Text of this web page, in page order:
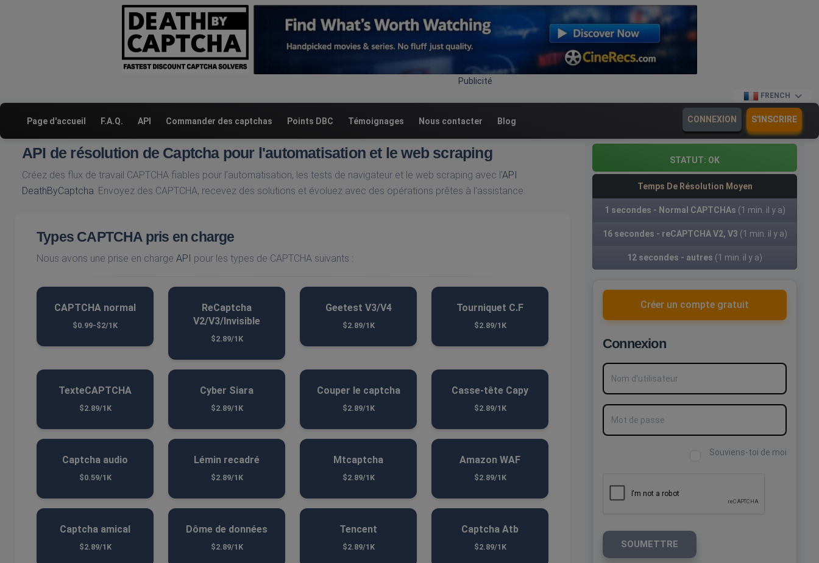
Publicité
FRENCH
Page d'accueil F.A.Q. API Commander des captchas Points DBC Témoignages Nous contacter Blog CONNEXION S'INSCRIRE
API de résolution de Captcha pour l'automatisation et le web scraping
Créez des flux de travail CAPTCHA fiables pour l'automatisation, les tests de navigateur et le web scraping avec l'API
DeathByCaptcha. Envoyez des CAPTCHA, recevez des solutions et évoluez avec des opérations prêtes à l'assistance.
Types CAPTCHA pris en charge
Nous avons une prise en charge API pour les types de CAPTCHA suivants :
CAPTCHA normal
$0.99-$2/1K
ReCaptcha
V2/V3/Invisible
$2.89/1K
Geetest V3/V4
$2.89/1K
Tourniquet C.F
$2.89/1K
TexteCAPTCHA
$2.89/1K
Cyber ​​Siara
$2.89/1K
Couper le captcha
$2.89/1K
Casse-tête Capy
$2.89/1K
Captcha audio
$0.59/1K
Lémin recadré
$2.89/1K
Mtcaptcha
$2.89/1K
Amazon WAF
$2.89/1K
Captcha amical
$2.89/1K
Dôme de données
$2.89/1K
Tencent
$2.89/1K
Captcha Atb
$2.89/1K
STATUT: OK
Temps De Résolution Moyen
1 secondes - Normal CAPTCHAs (1 min. il y a)
16 secondes - reCAPTCHA V2, V3 (1 min. il y a)
12 secondes - autres (1 min. il y a)
Créer un compte gratuit
Connexion
Nom d'utilisateur
Mot de passe
Souviens-toi de moi
SOUMETTRE